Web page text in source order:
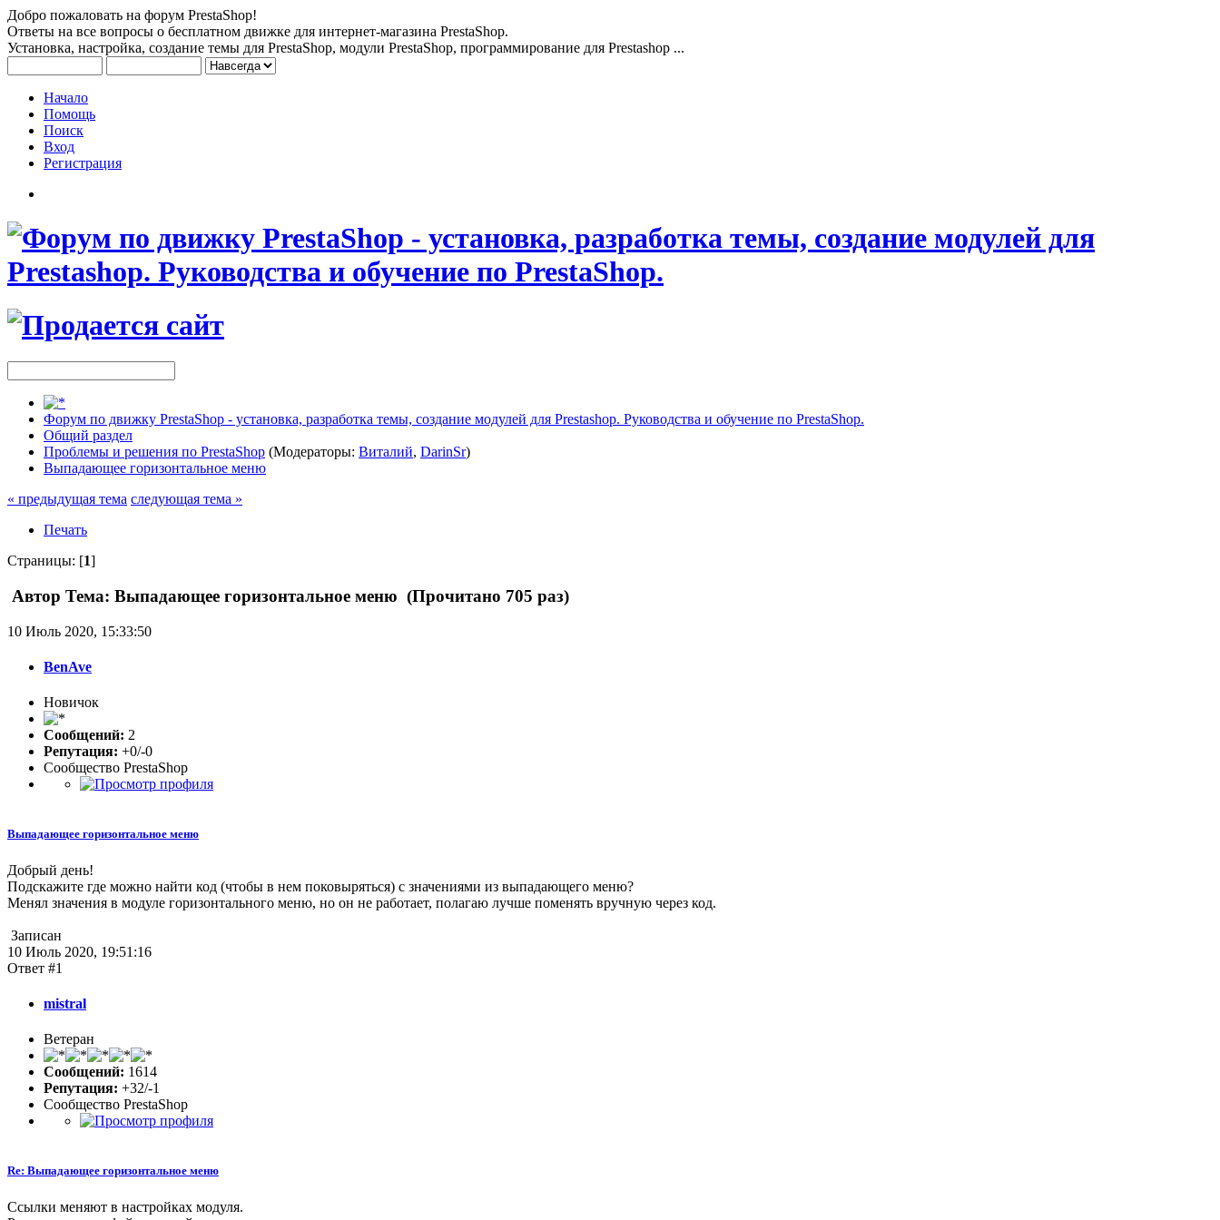
Добро пожаловать на форум PrestaShop!
Ответы на все вопросы о бесплатном движке для интернет-магазина PrestaShop.
Установка, настройка, создание темы для PrestaShop, модули PrestaShop, программирование для Prestashop ...
Начало
Помощь
Поиск
Вход
Регистрация
Форум по движку PrestaShop - установка, разработка темы, создание модулей для Prestashop. Руководства и обучение по PrestaShop.
Общий раздел
Проблемы и решения по PrestaShop (Модераторы: Виталий, DarinSr)
Выпадающее горизонтальное меню
« предыдущая тема следующая тема »
Печать
Страницы: [1]
Автор Тема: Выпадающее горизонтальное меню (Прочитано 705 раз)
10 Июль 2020, 15:33:50
BenAve
Новичок
Сообщений: 2
Репутация: +0/-0
Сообщество PrestaShop
Выпадающее горизонтальное меню
Добрый день!
Подскажите где можно найти код (чтобы в нем поковыряться) с значениями из выпадающего меню?
Менял значения в модуле горизонтального меню, но он не работает, полагаю лучше поменять вручную через код.
Записан
10 Июль 2020, 19:51:16
Ответ #1
mistral
Ветеран
Сообщений: 1614
Репутация: +32/-1
Сообщество PrestaShop
Re: Выпадающее горизонтальное меню
Ссылки меняют в настройках модуля.